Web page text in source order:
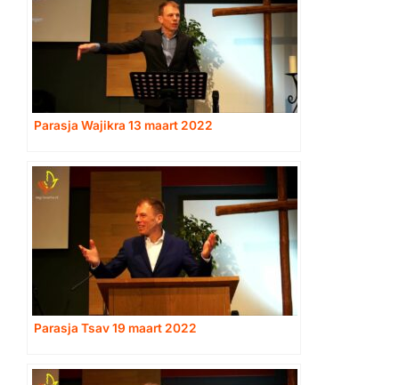
Parasja Wajikra 13 maart 2022
Parasja Tsav 19 maart 2022